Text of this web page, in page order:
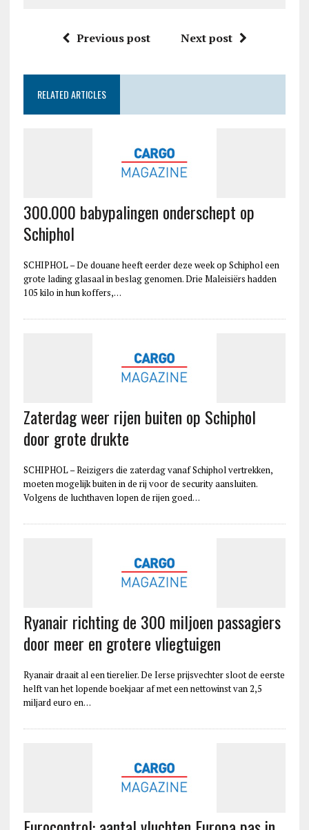
Previous post Next post
RELATED ARTICLES
300.000 babypalingen onderschept op
Schiphol
SCHIPHOL – De douane heeft eerder deze week op Schiphol een
grote lading glasaal in beslag genomen. Drie Maleisiërs hadden
105 kilo in hun koffers,…
Zaterdag weer rijen buiten op Schiphol
door grote drukte
SCHIPHOL – Reizigers die zaterdag vanaf Schiphol vertrekken,
moeten mogelijk buiten in de rij voor de security aansluiten.
Volgens de luchthaven lopen de rijen goed…
Ryanair richting de 300 miljoen passagiers
door meer en grotere vliegtuigen
Ryanair draait al een tierelier. De Ierse prijsvechter sloot de eerste
helft van het lopende boekjaar af met een nettowinst van 2,5
miljard euro en…